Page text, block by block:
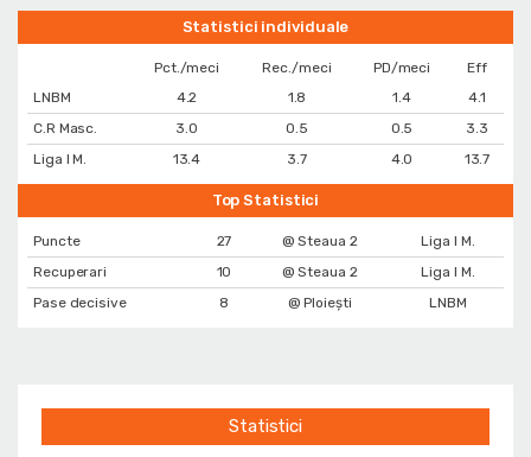
Statistici individuale
Pct./meci Rec./meci PD/meci
Eff
LNBM
4.2 1.8 1.4
4.1
C.R Masc.
3.0 0.5 0.5
3.3
Liga I M.
13.4 3.7 4.0 13.7
Top Statistici
Puncte 27 @ Steaua 2
Liga I M.
Recuperari
10 @ Steaua 2
Liga I M.
Pase decisive
8 @ Ploiești LNBM
Statistici